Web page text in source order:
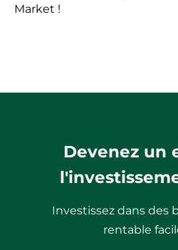
Market !
Devenez un
Investissez dans des
rentable